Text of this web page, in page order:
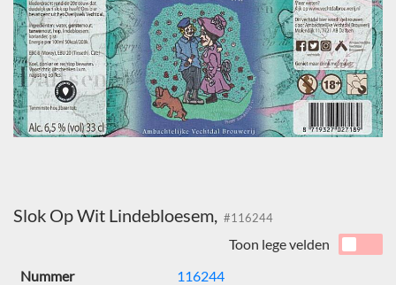
Slok Op Wit Lindebloesem, #116244
Toon lege velden
Nummer
116244